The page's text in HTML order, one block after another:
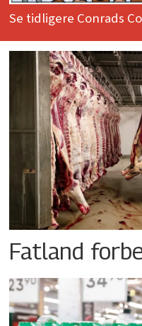
Se tidligere Conrads
Fatland